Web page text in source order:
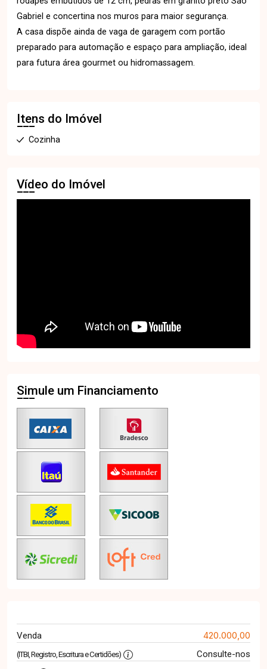
Gabriel e concertina nos muros para maior segurança.
A casa dispõe ainda de vaga de garagem com portão
preparado para automação e espaço para ampliação, ideal
para futura área gourmet ou hidromassagem.
Itens do Imóvel
Cozinha
Vídeo do Imóvel
Simule um Financiamento
Venda 420.000,00
(ITBI, Registro, Escritura e Certidões)
Consulte-nos